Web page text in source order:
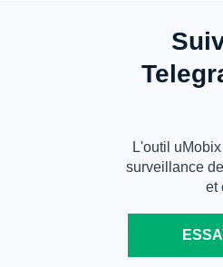
L'outil
surveillance
et